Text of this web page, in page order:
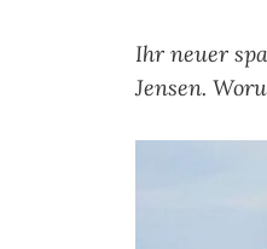
Ihr neuer
Jensen.